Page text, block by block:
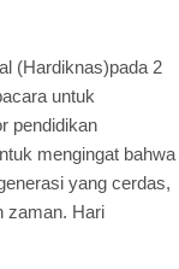
(Hardiknas)pada 2
untuk
pendidikan
mengingat bahwa
yang cerdas,
zaman. Hari